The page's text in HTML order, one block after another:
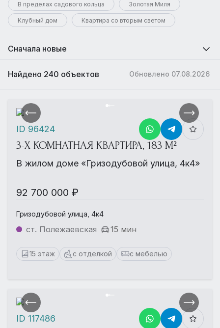
В пределах садового кольца Золотая Миля
Клубный дом Квартира со вторым светом
Сначала новые
Обновлено 07.08.2026
Найдено 240 объектов
3-Х КОМНАТНАЯ КВАРТИРА, 183 М²
В жилом доме «Гризодубовой улица, 4к4»
92 700 000 ₽
Гризодубовой улица, 4к4
ст. Полежаевская 15 мин
15 этаж с отделкой с мебелью
ID 96424
ID 117486